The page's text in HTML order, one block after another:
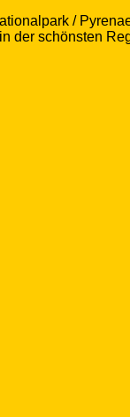
/
der schönsten